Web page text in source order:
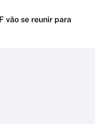
vão se reunir para